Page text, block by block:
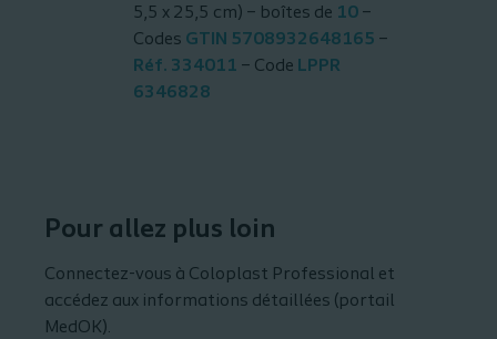
5,5 x 25,5 cm) – boîtes de 10 –
Codes GTIN 5708932648165 –
Réf. 334011 – Code LPPR
6346828
Pour allez plus loin
Connectez-vous à Coloplast Professional et
accédez aux informations détaillées (portail
MedOK).